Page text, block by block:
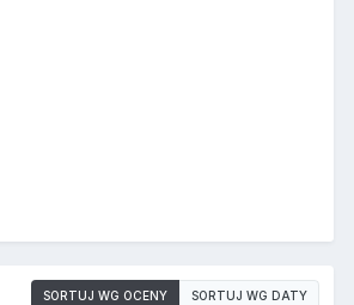
SORTUJ WG OCENY SORTUJ WG DATY